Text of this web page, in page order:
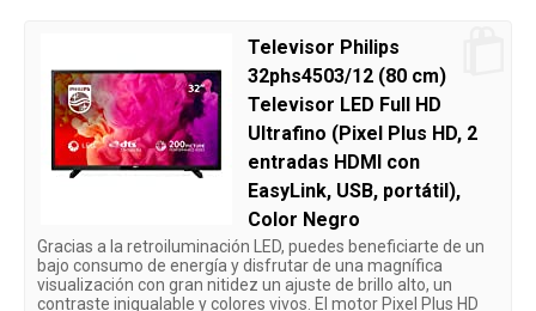
Televisor Philips
32phs4503/12 (80 cm)
Televisor LED Full HD
Ultrafino (Pixel Plus HD, 2
entradas HDMI con
EasyLink, USB, portátil),
Color Negro
Gracias a la retroiluminación LED, puedes beneficiarte de un
bajo consumo de energía y disfrutar de una magnífica
visualización con gran nitidez un ajuste de brillo alto, un
contraste inigualable y colores vivos. El motor Pixel Plus HD